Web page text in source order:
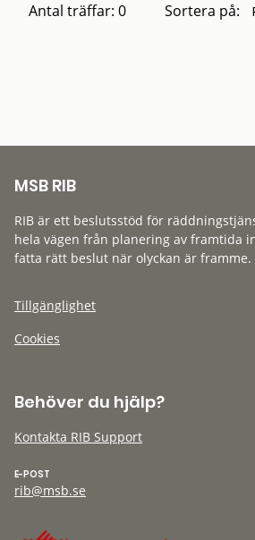
Antal träffar: 0 Sortera på:
MSB RIB
RIB är ett beslutsstöd för
hela vägen från planering av framtida
fatta rätt beslut när olyckan är framme.
Tillgänglighet
Cookies
Behöver du hjälp?
Kontakta RIB Support
E-POST
rib@msb.se